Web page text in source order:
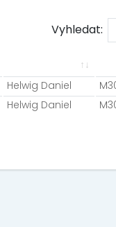
Vyhledat:
Helwig Daniel
Helwig Daniel